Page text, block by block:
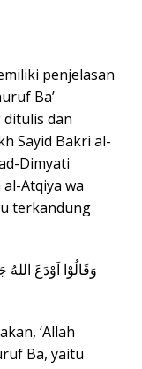
penjelasan
Ba’
dan
Sayid Bakri al-
Dimyati
Atqiya wa
terkandung
وَقَالُوْا اَوْدَعَ
‘Allah
Ba, yaitu